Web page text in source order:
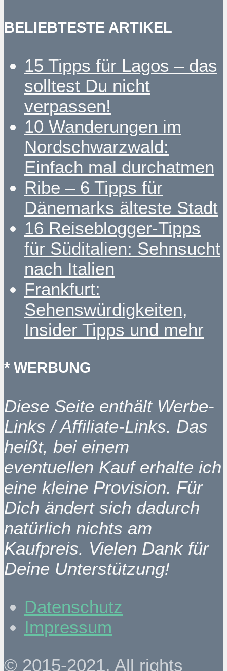
BELIEBTESTE ARTIKEL
15 Tipps für Lagos – das
solltest Du nicht
verpassen!
10 Wanderungen im
Nordschwarzwald:
Einfach mal durchatmen
Ribe – 6 Tipps für
Dänemarks älteste Stadt
16 Reiseblogger-Tipps
für Süditalien: Sehnsucht
nach Italien
Frankfurt:
Sehenswürdigkeiten,
Insider Tipps und mehr
* WERBUNG
Diese Seite enthält Werbe-
Links / Affiliate-Links. Das
heißt, bei einem
eventuellen Kauf erhalte ich
eine kleine Provision. Für
Dich ändert sich dadurch
natürlich nichts am
Kaufpreis. Vielen Dank für
Deine Unterstützung!
Datenschutz
Impressum
© 2015-2021. All rights